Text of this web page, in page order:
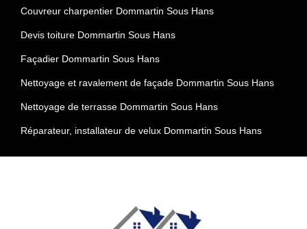
Couvreur charpentier Dommartin Sous Hans
Devis toiture Dommartin Sous Hans
Façadier Dommartin Sous Hans
Nettoyage et ravalement de façade Dommartin Sous Hans
Nettoyage de terrasse Dommartin Sous Hans
Réparateur, installateur de velux Dommartin Sous Hans